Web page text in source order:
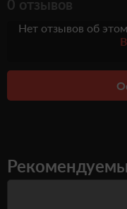
0 отзывов
Нет отзывов об